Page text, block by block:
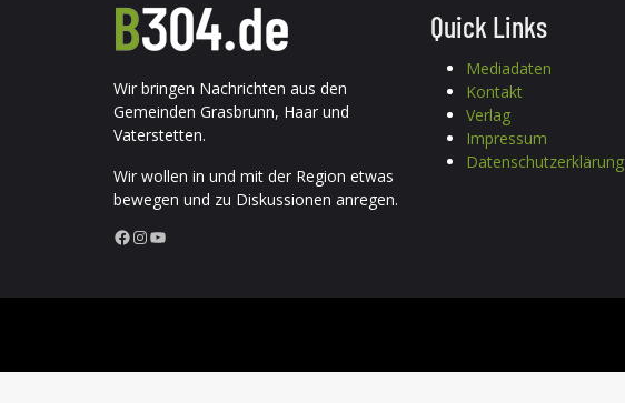
Wir bringen Nachrichten aus den
Gemeinden Grasbrunn, Haar und
Vaterstetten.
Wir wollen in und mit der Region etwas
bewegen und zu Diskussionen anregen.
Facebook InstagramYouTube
Quick Links
Mediadaten
Kontakt
Verlag
Impressum
Datenschutzerklärung